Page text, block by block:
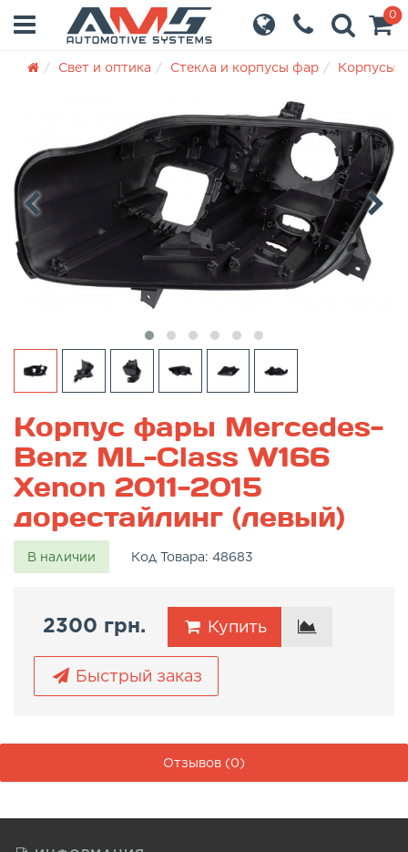
0
Свет и оптика Стекла и корпусы фар Корпусы
Корпус фары Mercedes-
Benz ML-Class W166
Xenon 2011-2015
дорестайлинг (левый)
В наличии Код Товара: 48683
2300 грн. Купить
Быстрый заказ
Отзывов (0)